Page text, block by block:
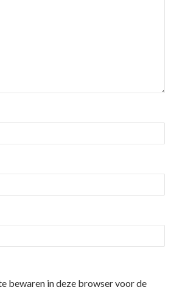
bewaren in deze browser voor de